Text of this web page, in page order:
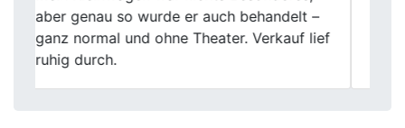
Zeit genommen. Die Bewertung war
verständlich und der Ablauf insgesamt sehr
ruhig.
Previous